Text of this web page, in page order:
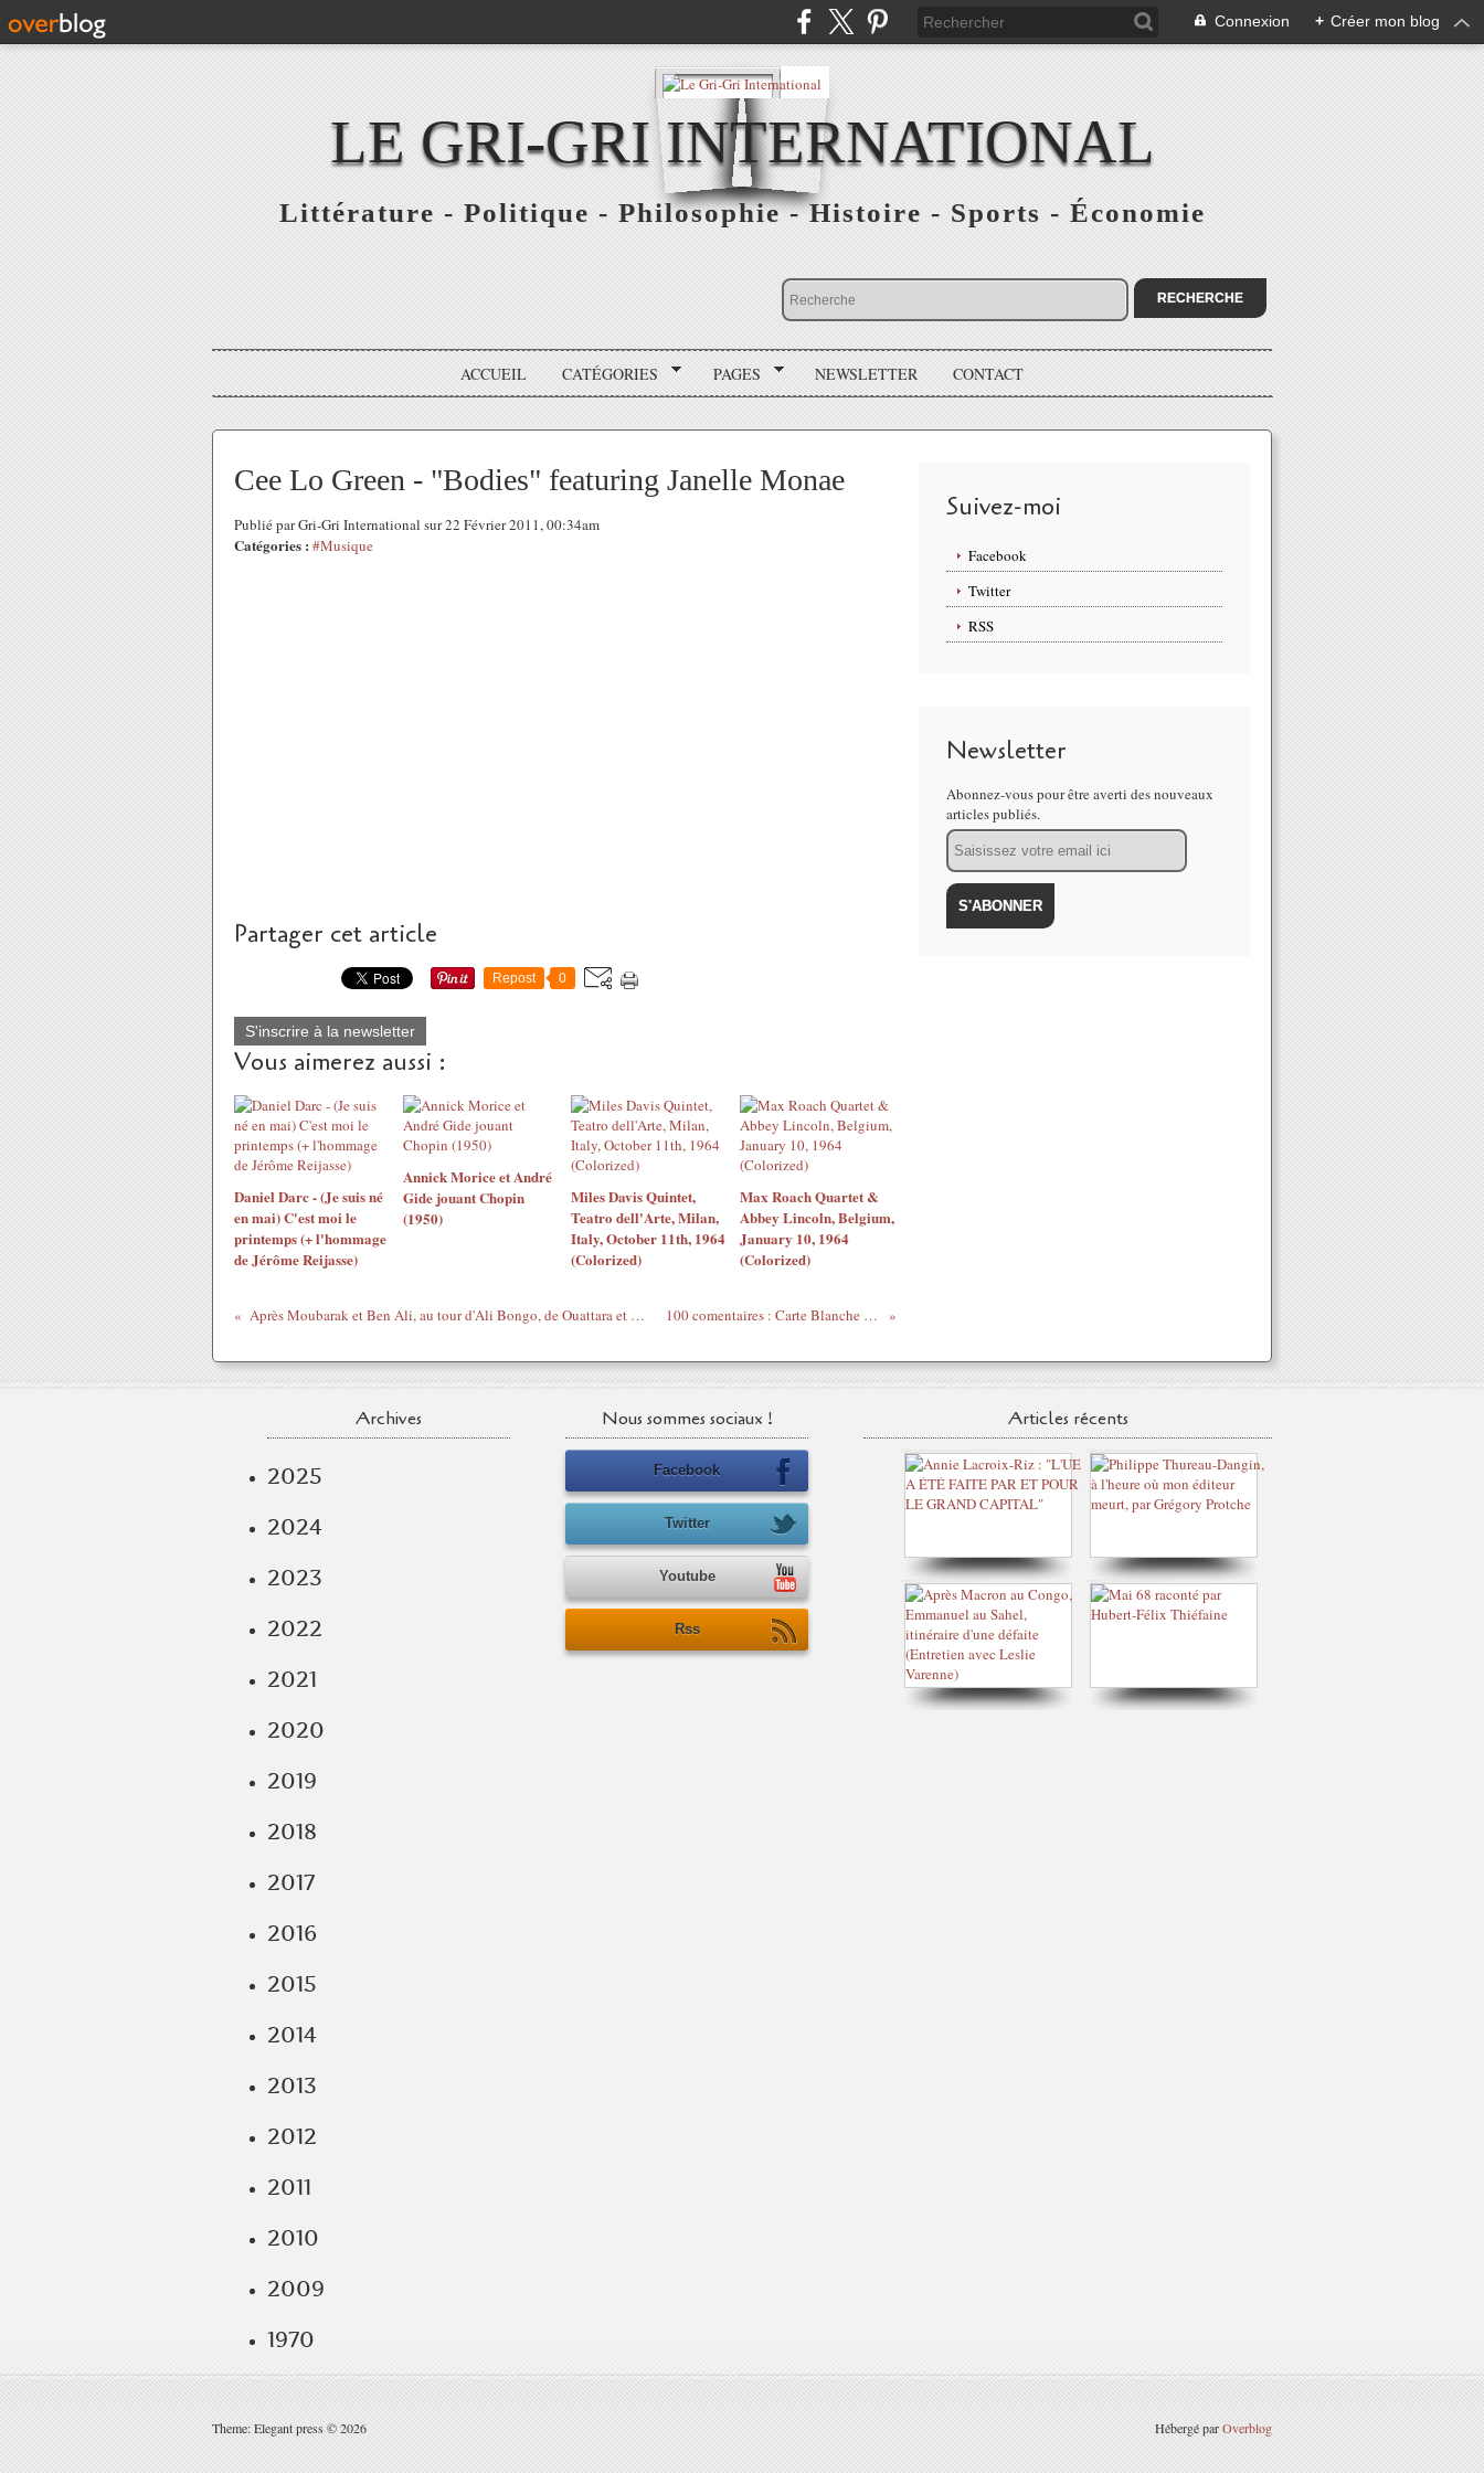
Connexion + Créer mon blog
LE GRI-GRI INTERNATIONAL
Littérature - Politique - Philosophie - Histoire - Sports - Économie
ACCUEIL CATÉGORIES PAGES NEWSLETTER CONTACT
Cee Lo Green - "Bodies" featuring Janelle Monae
Publié par Gri-Gri International sur 22 Février 2011, 00:34am
Catégories : #Musique
Partager cet article
Repost 0
S'inscrire à la newsletter
Vous aimerez aussi :
Daniel Darc - (Je suis né
en mai) C'est moi le
printemps (+ l'hommage
de Jérôme Reijasse)
Annick Morice et André
Gide jouant Chopin
(1950)
Miles Davis Quintet,
Teatro dell'Arte, Milan,
Italy, October 11th, 1964
(Colorized)
Max Roach Quartet &
Abbey Lincoln, Belgium,
January 10, 1964
(Colorized)
Après Moubarak et Ben Ali, au tour d'Ali Bongo, de Ouattara et de Compaoré : Dégagez ! 100 comentaires : Carte Blanche - Gare Du Nord
Suivez-moi
Facebook
Twitter
RSS
Newsletter
Abonnez-vous pour être averti des nouveaux
articles publiés.
Email
Archives
2025
2024
2023
2022
2021
2020
2019
2018
2017
2016
2015
2014
2013
2012
2011
2010
2009
1970
Nous sommes sociaux !
Facebook
Twitter
Youtube
Rss
Articles récents
Theme: Elegant press © 2026 Hébergé parOverblog